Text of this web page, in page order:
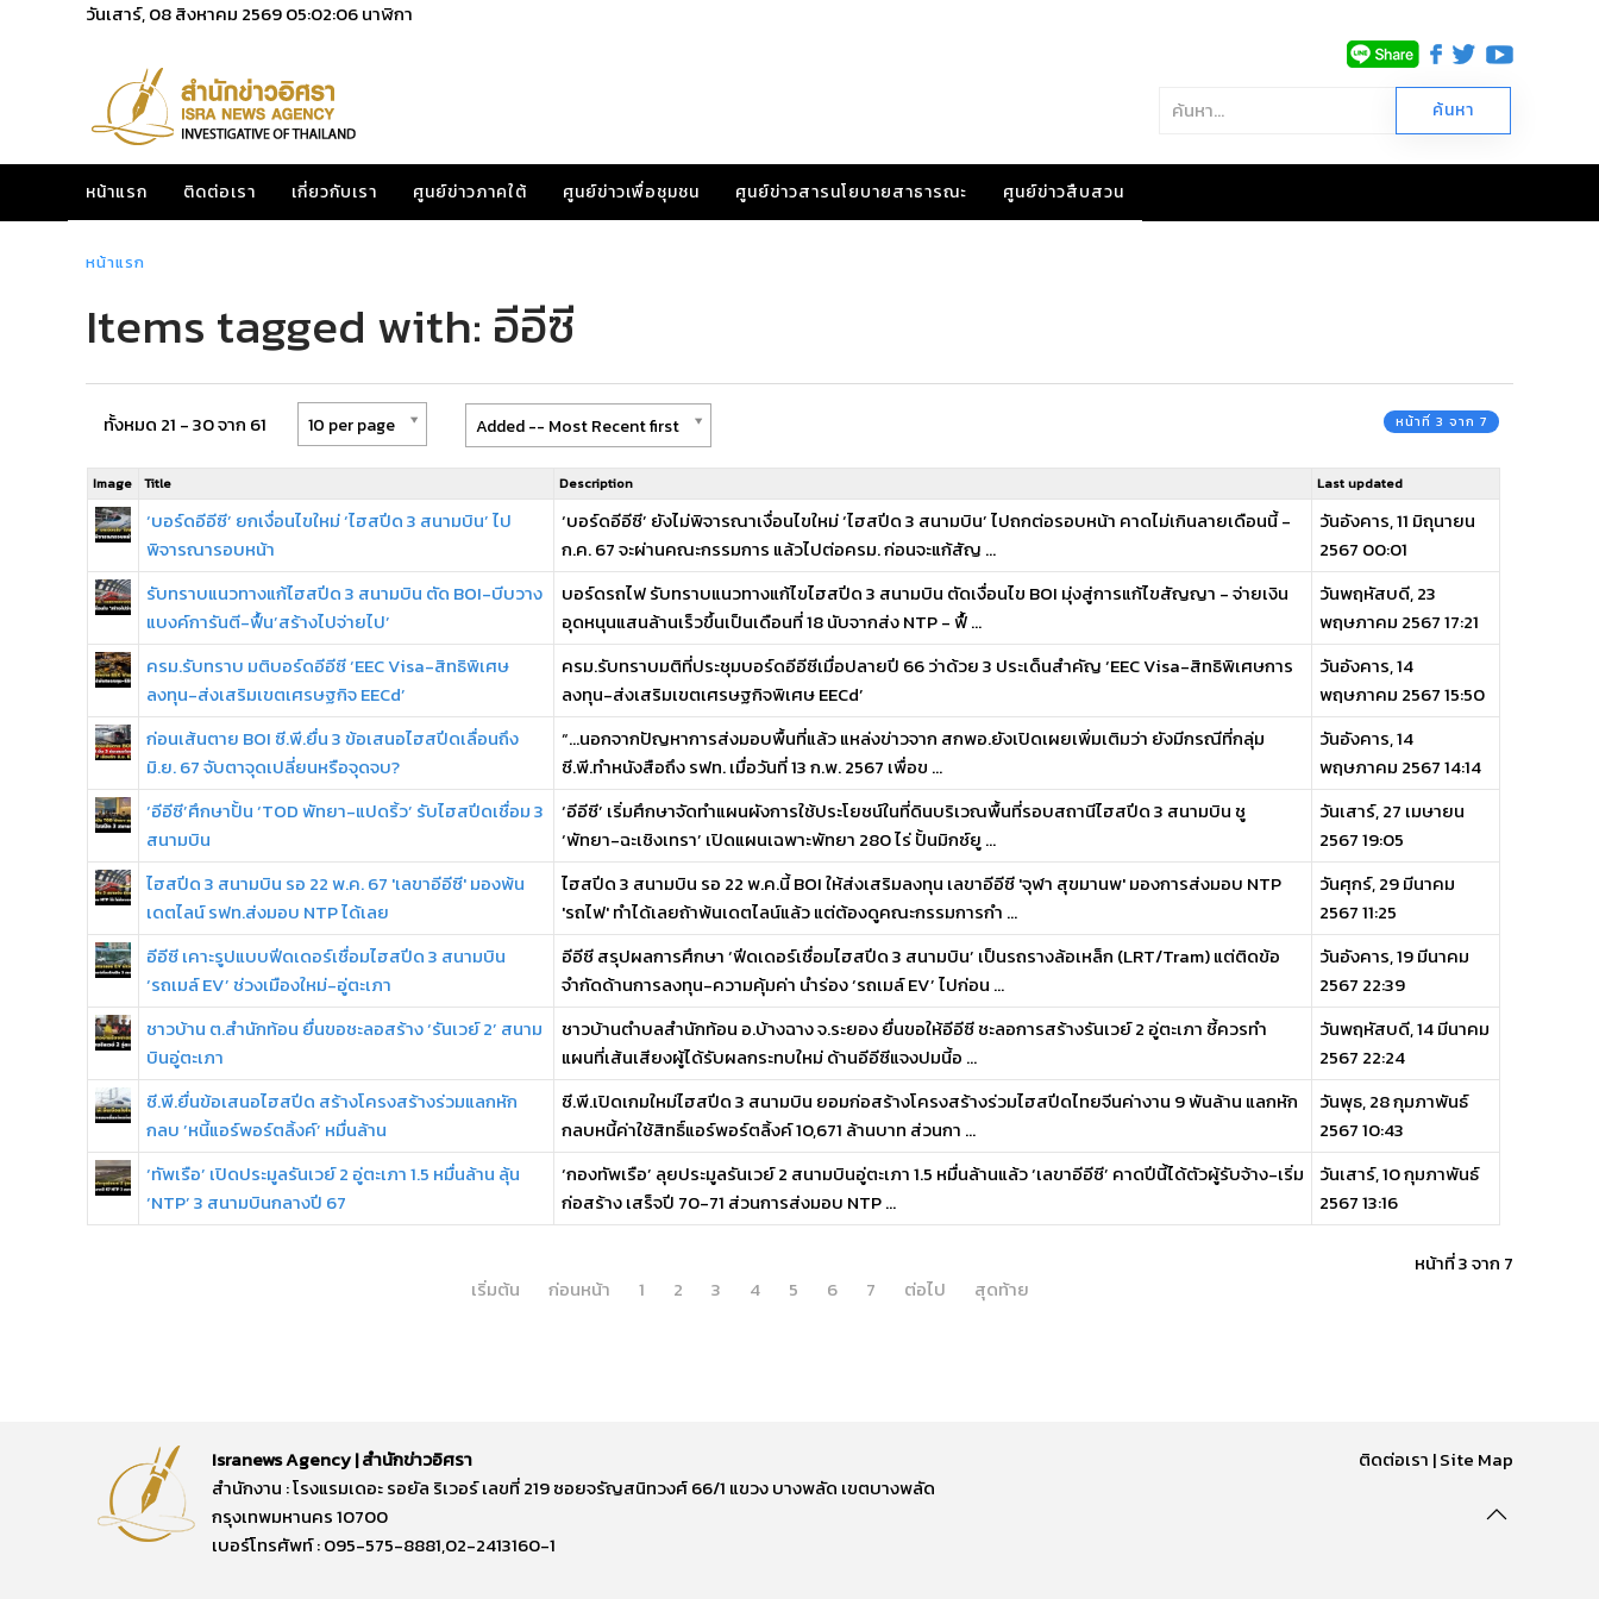
วันเสาร์, 08 สิงหาคม 256905:02:07นาฬิกา
หน้าแรก ติดต่อเรา เกี่ยวกับเรา ศูนย์ข่าวภาคใต้ ศูนย์ข่าวเพื่อชุมชน ศูนย์ข่าวสารนโยบายสาธารณะ ศูนย์ข่าวสืบสวน
หน้าแรก
Items tagged with: อีอีซี
ทั้งหมด 21 - 30 จาก 61 10 per page Added -- Most Recent first หน้าที่ 3 จาก 7
Image Title Description Last updated
‘บอร์ดอีอีซี’ ยกเงื่อนไขใหม่ ‘ไฮสปีด 3 สนามบิน’ ไป
พิจารณารอบหน้า
‘บอร์ดอีอีซี’ ยังไม่พิจารณาเงื่อนไขใหม่ ‘ไฮสปีด 3 สนามบิน’ ไปถกต่อรอบหน้า คาดไม่เกินลายเดือนนี้ -
ก.ค. 67 จะผ่านคณะกรรมการ แล้วไปต่อครม. ก่อนจะแก้สัญ ...
วันอังคาร, 11 มิถุนายน
2567 00:01
รับทราบแนวทางแก้ไฮสปีด 3 สนามบิน ตัด BOI-บีบวาง
แบงค์การันตี-ฟื้น’สร้างไปจ่ายไป’
บอร์ดรถไฟ รับทราบแนวทางแก้ไขไฮสปีด 3 สนามบิน ตัดเงื่อนไข BOI มุ่งสู่การแก้ไขสัญญา - จ่ายเงิน
อุดหนุนแสนล้านเร็วขึ้นเป็นเดือนที่ 18 นับจากส่ง NTP - ฟื้ ...
วันพฤหัสบดี, 23
พฤษภาคม 2567 17:21
ครม.รับทราบ มติบอร์ดอีอีซี ‘EEC Visa-สิทธิพิเศษ
ลงทุน-ส่งเสริมเขตเศรษฐกิจ EECd’
ครม.รับทราบมติที่ประชุมบอร์ดอีอีซีเมื่อปลายปี 66 ว่าด้วย 3 ประเด็นสำคัญ ‘EEC Visa-สิทธิพิเศษการ
ลงทุน-ส่งเสริมเขตเศรษฐกิจพิเศษ EECd’
วันอังคาร, 14
พฤษภาคม 2567 15:50
ก่อนเส้นตาย BOI ซี.พี.ยื่น 3 ข้อเสนอไฮสปีดเลื่อนถึง
มิ.ย. 67 จับตาจุดเปลี่ยนหรือจุดจบ?
“...นอกจากปัญหาการส่งมอบพื้นที่แล้ว แหล่งข่าวจาก สกพอ.ยังเปิดเผยเพิ่มเติมว่า ยังมีกรณีที่กลุ่ม
ซี.พี.ทำหนังสือถึง รฟท. เมื่อวันที่ 13 ก.พ. 2567 เพื่อข ...
วันอังคาร, 14
พฤษภาคม 2567 14:14
‘อีอีซี’ศึกษาปั้น ‘TOD พัทยา-แปดริ้ว’ รับไฮสปีดเชื่อม 3
สนามบิน
‘อีอีซี’ เริ่มศึกษาจัดทำแผนผังการใช้ประโยชน์ในที่ดินบริเวณพื้นที่รอบสถานีไฮสปีด 3 สนามบิน ชู
‘พัทยา-ฉะเชิงเทรา’ เปิดแผนเฉพาะพัทยา 280 ไร่ ปั้นมิกซ์ยู ...
วันเสาร์, 27 เมษายน
2567 19:05
ไฮสปีด 3 สนามบิน รอ 22 พ.ค. 67 'เลขาอีอีซี' มองพ้น
เดตไลน์ รฟท.ส่งมอบ NTP ได้เลย
ไฮสปีด 3 สนามบิน รอ 22 พ.ค.นี้ BOI ให้ส่งเสริมลงทุน เลขาอีอีซี 'จุฬา สุขมานพ' มองการส่งมอบ NTP
'รถไฟ' ทำได้เลยถ้าพ้นเดตไลน์แล้ว แต่ต้องดูคณะกรรมการกำ ...
วันศุกร์, 29 มีนาคม
2567 11:25
อีอีซี เคาะรูปแบบฟีดเดอร์เชื่อมไฮสปีด 3 สนามบิน
‘รถเมล์ EV’ ช่วงเมืองใหม่-อู่ตะเภา
อีอีซี สรุปผลการศึกษา ‘ฟีดเดอร์เชื่อมไฮสปีด 3 สนามบิน’ เป็นรถรางล้อเหล็ก (LRT/Tram) แต่ติดข้อ
จำกัดด้านการลงทุน-ความคุ้มค่า นำร่อง ‘รถเมล์ EV’ ไปก่อน ...
วันอังคาร, 19 มีนาคม
2567 22:39
ชาวบ้าน ต.สำนักท้อน ยื่นขอชะลอสร้าง ‘รันเวย์ 2’ สนาม
บินอู่ตะเภา
ชาวบ้านตำบลสำนักท้อน อ.บ้างฉาง จ.ระยอง ยื่นขอให้อีอีซี ชะลอการสร้างรันเวย์ 2 อู่ตะเภา ชี้ควรทำ
แผนที่เส้นเสียงผู้ได้รับผลกระทบใหม่ ด้านอีอีซีแจงปมนี้อ ...
วันพฤหัสบดี, 14 มีนาคม
2567 22:24
ซี.พี.ยื่นข้อเสนอไฮสปีด สร้างโครงสร้างร่วมแลกหัก
กลบ ’หนี้แอร์พอร์ตลิ้งค์’ หมื่นล้าน
ซี.พี.เปิดเกมใหม่ไฮสปีด 3 สนามบิน ยอมก่อสร้างโครงสร้างร่วมไฮสปีดไทยจีนค่างาน 9 พันล้าน แลกหัก
กลบหนี้ค่าใช้สิทธิ์แอร์พอร์ตลิ้งค์ 10,671 ล้านบาท ส่วนกา ...
วันพุธ, 28 กุมภาพันธ์
2567 10:43
‘ทัพเรือ’ เปิดประมูลรันเวย์ 2 อู่ตะเภา 1.5 หมื่นล้าน ลุ้น
‘NTP’ 3 สนามบินกลางปี 67
‘กองทัพเรือ’ ลุยประมูลรันเวย์ 2 สนามบินอู่ตะเภา 1.5 หมื่นล้านแล้ว ‘เลขาอีอีซี’ คาดปีนี้ได้ตัวผู้รับจ้าง-เริ่ม
ก่อสร้าง เสร็จปี 70-71 ส่วนการส่งมอบ NTP ...
วันเสาร์, 10 กุมภาพันธ์
2567 13:16
หน้าที่ 3 จาก 7
เริ่มต้น
ก่อนหน้า 1 2 3 4 5 6 7 ต่อไป สุดท้าย
Isranews Agency | สำนักข่าวอิศรา
สำนักงาน : โรงแรมเดอะ รอยัล ริเวอร์ เลขที่ 219 ซอยจรัญสนิทวงศ์ 66/1 แขวง บางพลัด เขตบางพลัด
กรุงเทพมหานคร 10700
เบอร์โทรศัพท์ : 095-575-8881,02-2413160-1
ติดต่อเรา |Site Map